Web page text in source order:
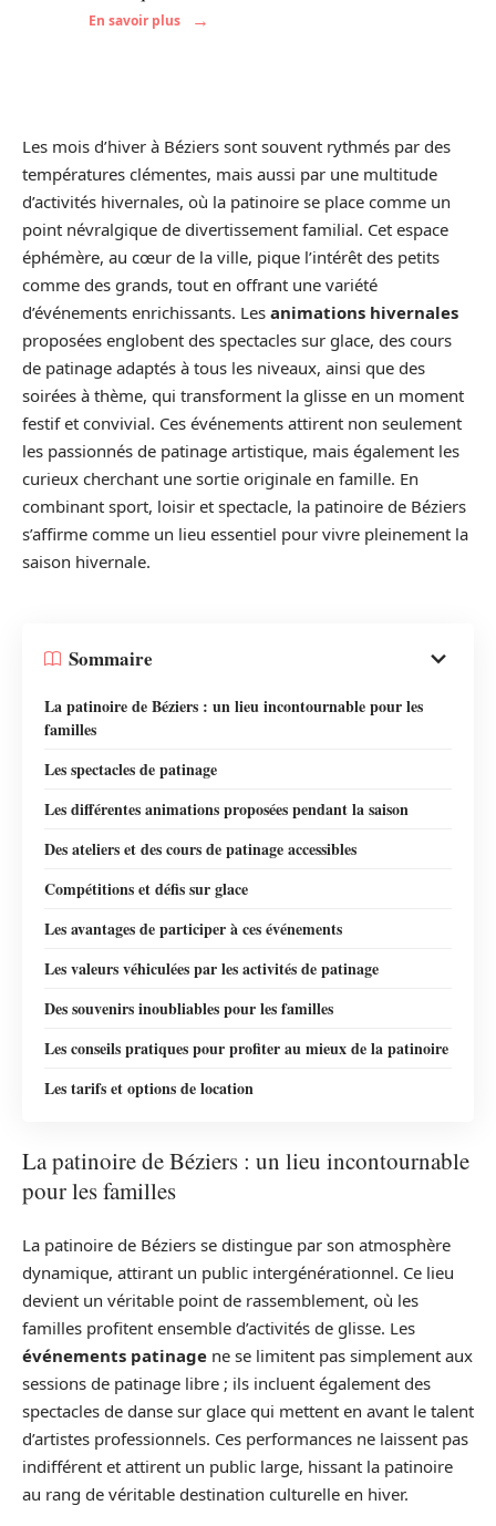
En savoir plus
Les mois d’hiver à Béziers sont souvent rythmés par des
températures clémentes, mais aussi par une multitude
d’activités hivernales, où la patinoire se place comme un
point névralgique de divertissement familial. Cet espace
éphémère, au cœur de la ville, pique l’intérêt des petits
comme des grands, tout en offrant une variété
d’événements enrichissants. Les animations hivernales
proposées englobent des spectacles sur glace, des cours
de patinage adaptés à tous les niveaux, ainsi que des
soirées à thème, qui transforment la glisse en un moment
festif et convivial. Ces événements attirent non seulement
les passionnés de patinage artistique, mais également les
curieux cherchant une sortie originale en famille. En
combinant sport, loisir et spectacle, la patinoire de Béziers
s’affirme comme un lieu essentiel pour vivre pleinement la
saison hivernale.
Sommaire
La patinoire de Béziers : un lieu incontournable pour les
familles
Les spectacles de patinage
Les différentes animations proposées pendant la saison
Des ateliers et des cours de patinage accessibles
Compétitions et défis sur glace
Les avantages de participer à ces événements
Les valeurs véhiculées par les activités de patinage
Des souvenirs inoubliables pour les familles
Les conseils pratiques pour profiter au mieux de la patinoire
Les tarifs et options de location
La patinoire de Béziers : un lieu incontournable
pour les familles
La patinoire de Béziers se distingue par son atmosphère
dynamique, attirant un public intergénérationnel. Ce lieu
devient un véritable point de rassemblement, où les
familles profitent ensemble d’activités de glisse. Les
événements patinage ne se limitent pas simplement aux
sessions de patinage libre ; ils incluent également des
spectacles de danse sur glace qui mettent en avant le talent
d’artistes professionnels. Ces performances ne laissent pas
indifférent et attirent un public large, hissant la patinoire
au rang de véritable destination culturelle en hiver.